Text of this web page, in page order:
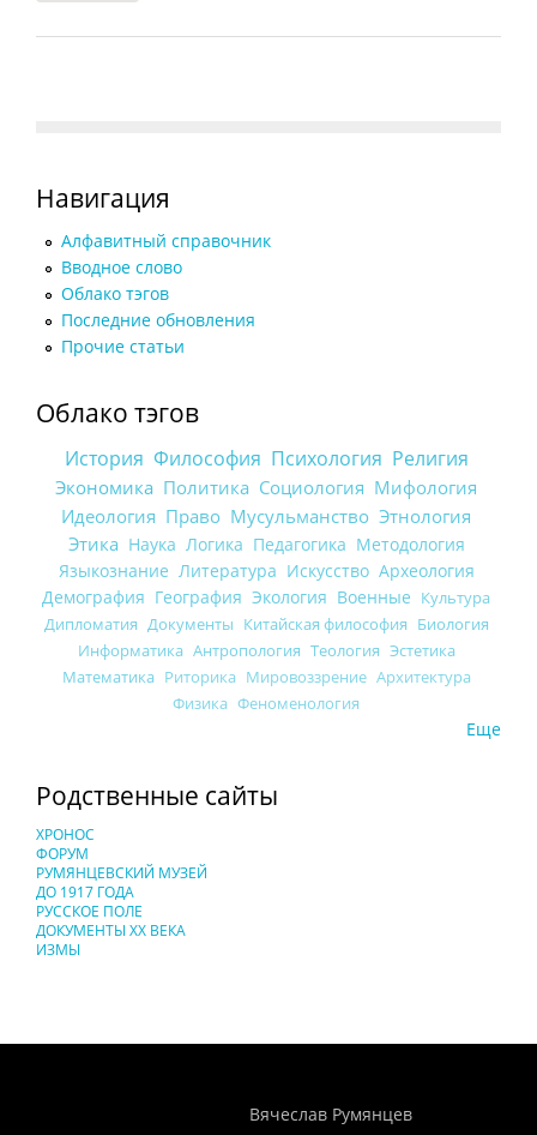
Навигация
Алфавитный справочник
Вводное слово
Облако тэгов
Последние обновления
Прочие статьи
Облако тэгов
История Философия Психология Религия
Экономика Политика Социология Мифология
Идеология Право Мусульманство Этнология
Этика Наука Логика Педагогика Методология
Языкознание Литература Искусство Археология
Демография География Экология Военные Культура
Дипломатия Документы Китайская философия Биология
Информатика Антропология Теология Эстетика
Математика Риторика Мировоззрение Архитектура
Физика Феноменология
Еще
Родственные сайты
ХРОНОС
ФОРУМ
РУМЯНЦЕВСКИЙ МУЗЕЙ
ДО 1917 ГОДА
РУССКОЕ ПОЛЕ
ДОКУМЕНТЫ XX ВЕКА
ИЗМЫ
Вячеслав Румянцев